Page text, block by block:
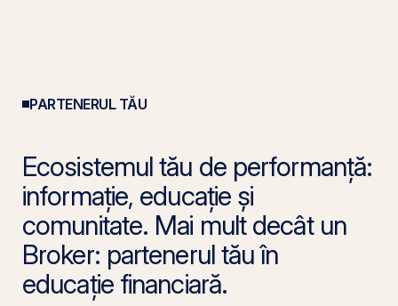
PARTENERUL TĂU
Ecosistemul tău de performanță:
informație, educație și
comunitate. Mai mult decât un
Broker: partenerul tău în
educație financiară.